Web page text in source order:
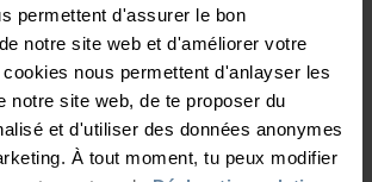
permettent d'assurer le bon
notre site web et d'améliorer votre
nous permettent d'anlayser les
notre site web, de te proposer du
et d'utiliser des données anonymes
À tout moment, tu peux modifier
longues et
en
Espeland
Sous-vêtement technique
Mérinos 200 set
75,95 € 94,95 €
-20 %
Warm